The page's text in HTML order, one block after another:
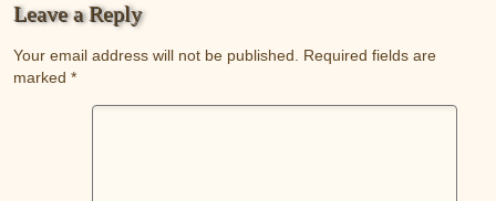
Leave a Reply
Your email address will not be published.
Required fields are
marked*